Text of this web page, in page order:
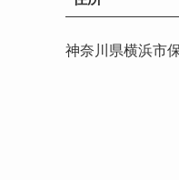
神奈川県横浜市